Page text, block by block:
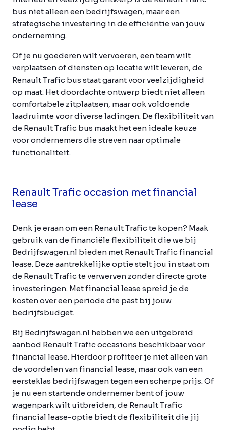
bus niet alleen een bedrijfswagen, maar een
strategische investering in de efficiëntie van jouw
onderneming.
Of je nu goederen wilt vervoeren, een team wilt
verplaatsen of diensten op locatie wilt leveren, de
Renault Trafic bus staat garant voor veelzijdigheid
op maat. Het doordachte ontwerp biedt niet alleen
comfortabele zitplaatsen, maar ook voldoende
laadruimte voor diverse ladingen. De flexibiliteit van
de Renault Trafic bus maakt het een ideale keuze
voor ondernemers die streven naar optimale
functionaliteit.
Renault Trafic occasion met financial
lease
Denk je eraan om een Renault Trafic te kopen? Maak
gebruik van de financiële flexibiliteit die we bij
Bedrijfswagen.nl bieden met Renault Trafic financial
lease. Deze aantrekkelijke optie stelt jou in staat om
de Renault Trafic te verwerven zonder directe grote
investeringen. Met financial lease spreid je de
kosten over een periode die past bij jouw
bedrijfsbudget.
Bij Bedrijfswagen.nl hebben we een uitgebreid
aanbod Renault Trafic occasions beschikbaar voor
financial lease. Hierdoor profiteer je niet alleen van
de voordelen van financial lease, maar ook van een
eersteklas bedrijfswagen tegen een scherpe prijs. Of
je nu een startende ondernemer bent of jouw
wagenpark wilt uitbreiden, de Renault Trafic
financial lease-optie biedt de flexibiliteit die jij